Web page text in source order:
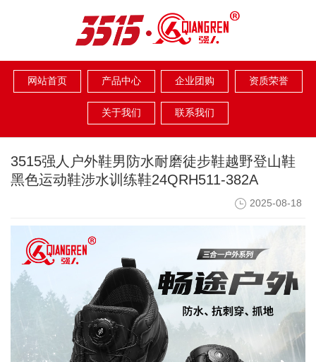
网站首页 产品中心 企业团购 资质荣誉
关于我们 联系我们
3515强人户外鞋男防水耐磨徒步鞋越野登山鞋
黑色运动鞋涉水训练鞋24QRH511-382A
2025-08-18